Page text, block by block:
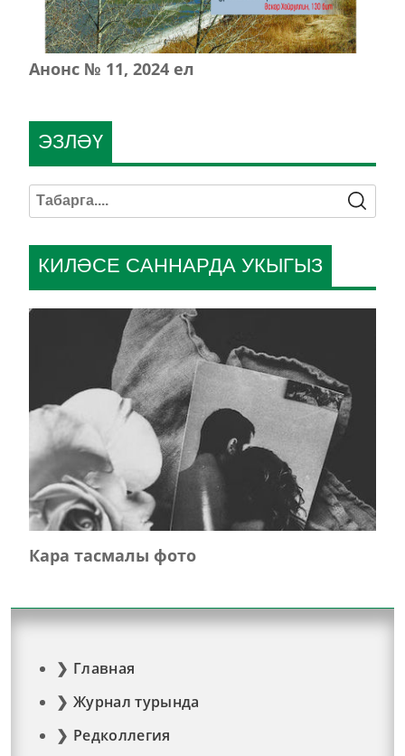
Анонс № 11, 2024 ел
КИЛӘСЕ САННАРДА УКЫГЫЗ
Кара тасмалы фото
ЭЗЛӘҮ
Главная
Журнал турында
Редколлегия